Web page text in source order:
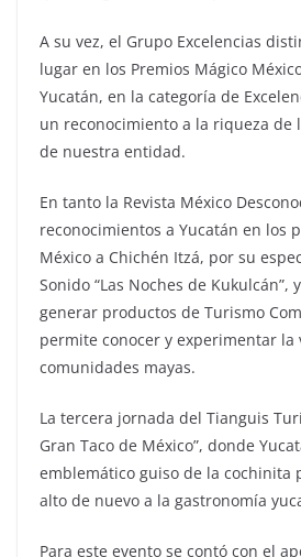
A su vez, el Grupo Excelencias
lugar en los Premios Mágico
Yucatán, en la categoría de
un reconocimiento a la riqueza de
de nuestra entidad.
En tanto la Revista México
reconocimientos a Yucatán en los
México a Chichén Itzá, por su
Sonido “Las Noches de
generar productos de Turismo
permite conocer y experimentar la
comunidades mayas.
La tercera jornada del Tianguis
Gran Taco de México”, donde
emblemático guiso de la cochinita
alto de nuevo a la gastronomía
Para este evento se contó con el